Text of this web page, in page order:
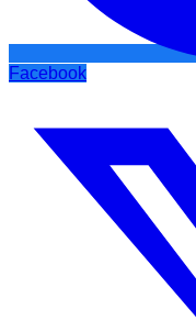
Facebook